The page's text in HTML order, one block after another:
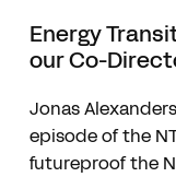
Energy
our Co-
Jonas
episode of the
futureproof the